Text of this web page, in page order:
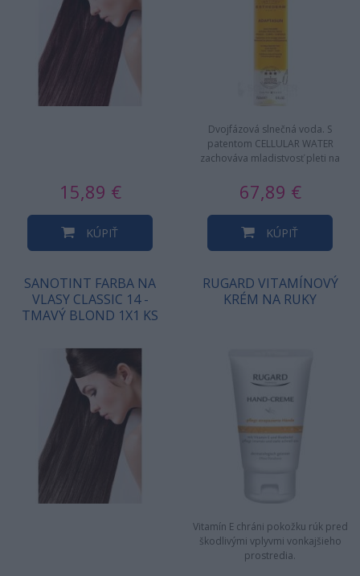
15,89 €
KÚPIŤ
Dvojfázová slnečná voda. S
patentom CELLULAR WATER
zachováva mladistvosť pleti na
ktorá…
67,89 €
KÚPIŤ
SANOTINT FARBA NA
VLASY CLASSIC 14 -
TMAVÝ BLOND 1X1 KS
RUGARD VITAMÍNOVÝ
KRÉM NA RUKY
Vitamín E chráni pokožku rúk pred
škodlivými vplyvmi vonkajšieho
prostredia.